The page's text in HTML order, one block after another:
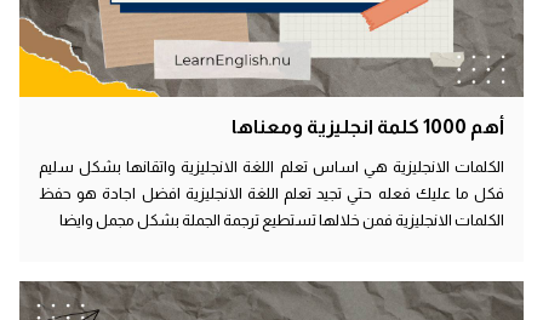
أهم 1000 كلمة انجليزية ومعناها
الكلمات الانجليزية هي اساس تعلم اللغة الانجليزية واتقانها بشكل سليم
فكل ما عليك فعله حتي تجيد تعلم اللغة الانجليزية افضل اجادة هو حفظ
الكلمات الانجليزية فمن خلالها تستطيع ترجمة الجملة بشكل مجمل وايضا